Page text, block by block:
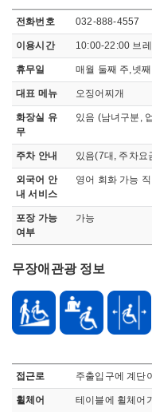
전화번호 032-888-4557
이용시간 10:00-22:00 브
휴무일 매월 둘째 주,넷
대표 메뉴 오징어찌개
화장실 유
무
있음 (남녀구분,
주차 안내 있음(7대, 주차요
외국어 안
내 서비스
영어 회화 가능
포장 가능
여부
가능
무장애관광 정보
접근로 주출입구에 계단
휠체어 테이블에 휠체어